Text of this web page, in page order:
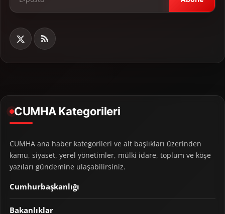
CUMHA Kategorileri
CUMHA ana haber kategorileri ve alt başlıkları üzerinden
kamu, siyaset, yerel yönetimler, mülki idare, toplum ve köşe
yazıları gündemine ulaşabilirsiniz.
Cumhurbaşkanlığı
Bakanlıklar